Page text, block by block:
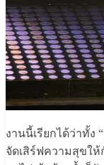
งานนี้เรียกได้ว่าทั้ง
จัดเสิร์ฟความสุขใ